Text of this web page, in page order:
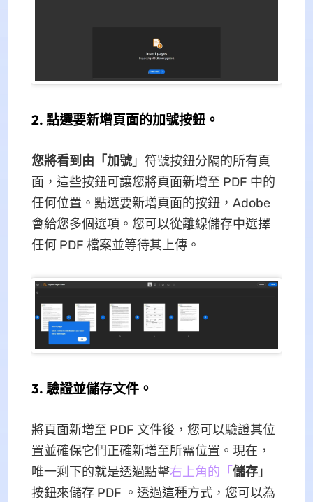
2. 點選要新增頁面的加號按鈕。
您將看到由「加號」符號按鈕分隔的所有頁
面，這些按鈕可讓您將頁面新增至 PDF 中的
任何位置。點選要新增頁面的按鈕，Adobe
會給您多個選項。您可以從離線儲存中選擇
任何 PDF 檔案並等待其上傳。
3. 驗證並儲存文件。
將頁面新增至 PDF 文件後，您可以驗證其位
置並確保它們正確新增至所需位置。現在，
唯一剩下的就是透過點擊右上角的「 儲存」
按鈕來儲存 PDF 。透過這種方式，您可以為